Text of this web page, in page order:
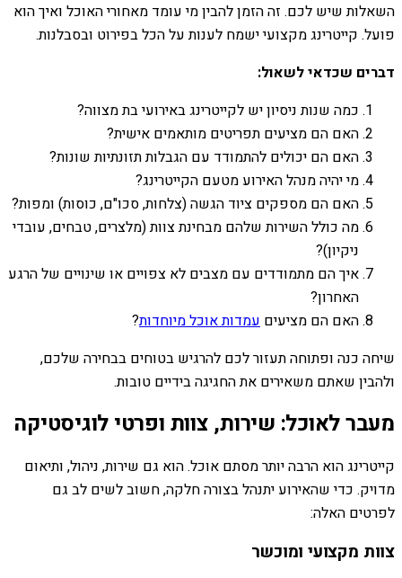
השאלות שיש לכם. זה הזמן להבין מי עומד מאחורי האוכל ואיך הוא
פועל. קייטרינג מקצועי ישמח לענות על הכל בפירוט ובסבלנות.
דברים שכדאי לשאול:
כמה שנות ניסיון יש לקייטרינג באירועי בת מצווה?
האם הם מציעים תפריטים מותאמים אישית?
האם הם יכולים להתמודד עם הגבלות תזונתיות שונות?
מי יהיה מנהל האירוע מטעם הקייטרינג?
האם הם מספקים ציוד הגשה (צלחות, סכו"ם, כוסות) ומפות?
מה כולל השירות שלהם מבחינת צוות (מלצרים, טבחים, עובדי
ניקיון)?
איך הם מתמודדים עם מצבים לא צפויים או שינויים של הרגע
האחרון?
האם הם מציעים עמדות אוכל מיוחדות?
שיחה כנה ופתוחה תעזור לכם להרגיש בטוחים בבחירה שלכם,
ולהבין שאתם משאירים את החגיגה בידיים טובות.
מעבר לאוכל: שירות, צוות ופרטי לוגיסטיקה
קייטרינג הוא הרבה יותר מסתם אוכל. הוא גם שירות, ניהול, ותיאום
מדויק. כדי שהאירוע יתנהל בצורה חלקה, חשוב לשים לב גם
לפרטים האלה:
צוות מקצועי ומוכשר